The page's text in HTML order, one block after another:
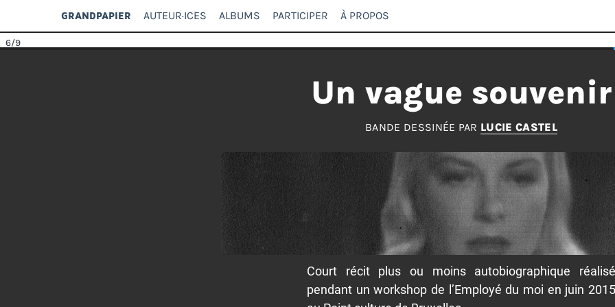
GRANDPAPIER AUTEUR·ICES ALBUMS PARTICIPER À PROPOS
6/9
Un vague souvenir
BANDE DESSINÉE PAR LUCIE CASTEL
Court récit plus ou moins autobiographique réalisé
pendant un workshop de l’Employé du moi en juin 2015